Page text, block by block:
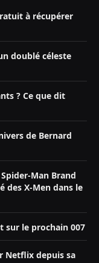
à récupérer
doublé céleste
? Ce que dit
de Bernard
Man Brand
des X-Men dans le
sur le prochain 007
Netflix depuis sa